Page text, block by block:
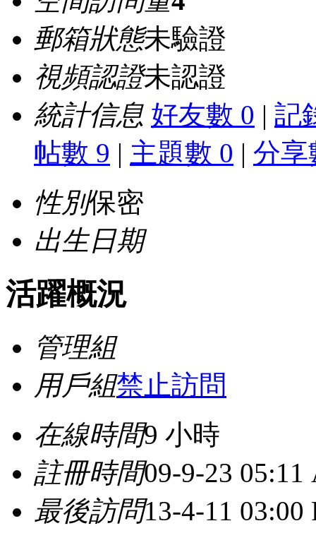
郵箱狀態未驗證
視頻認證未認證
統計信息 好友數 0 | 記
帖數 9 | 主題數 0 | 分享
性別保密
出生日期
活躍概況
管理組
用戶組禁止訪問
在線時間9 小時
註冊時間09-9-23 05:11
最後訪問13-4-11 03:00